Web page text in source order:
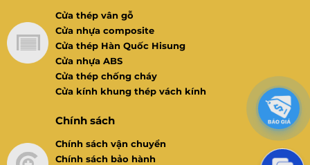
Cửa thép vân gỗ
Cửa nhựa composite
Cửa thép Hàn Quốc Hisung
Cửa nhựa ABS
Cửa thép chống cháy
Cửa kính khung thép vách kính
Chính sách
Chính sách vận chuyển
Chính sách bảo hành